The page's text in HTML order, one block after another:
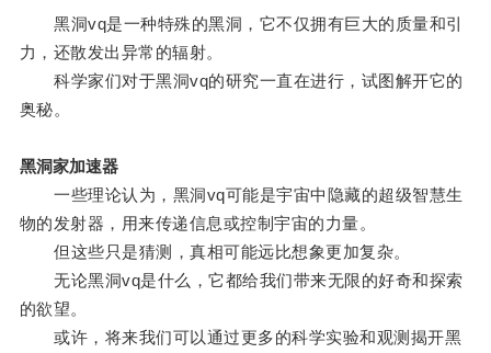
黑洞vq是一种特殊的黑洞，它不仅拥有巨大的质量和引
力，还散发出异常的辐射。
科学家们对于黑洞vq的研究一直在进行，试图解开它的
奥秘。
黑洞家加速器
一些理论认为，黑洞vq可能是宇宙中隐藏的超级智慧生
物的发射器，用来传递信息或控制宇宙的力量。
但这些只是猜测，真相可能远比想象更加复杂。
无论黑洞vq是什么，它都给我们带来无限的好奇和探索
的欲望。
或许，将来我们可以通过更多的科学实验和观测揭开黑